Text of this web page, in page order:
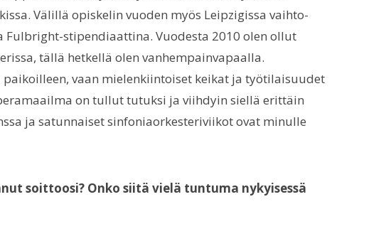
Välillä opiskelin vuoden myös Leipzigissa vaihto-
Fulbright-stipendiaattina. Vuodesta 2010 olen ollut
tällä hetkellä olen vanhempainvapaalla.
vaan mielenkiintoiset keikat ja työtilaisuudet
on tullut tutuksi ja viihdyin siellä erittäin
ja satunnaiset sinfoniaorkesteriviikot ovat minulle
soittoosi? Onko siitä vielä tuntuma nykyisessä